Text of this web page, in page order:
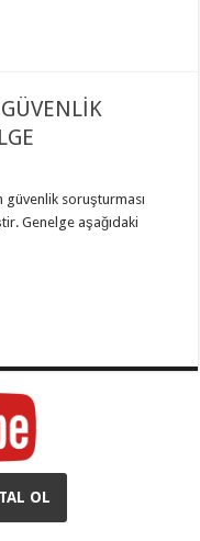
güvenlik soruşturması
Genelge aşağıdaki
OL